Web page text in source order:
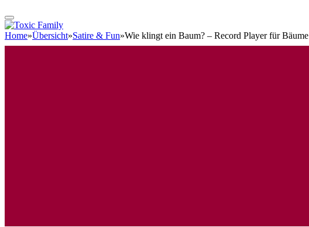
Home»Übersicht»Satire & Fun»Wie klingt ein Baum? – Record Player für Bäume